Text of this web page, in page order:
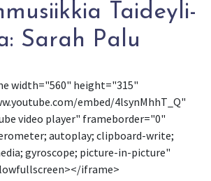
Tai­dey­li­
Sarah Palu
width="560" height="315"
embed/4lsynMhhT_Q"
video player" frameborder="0"
autoplay; clipboard-write;
gyroscope; picture-in-picture"
iframe>